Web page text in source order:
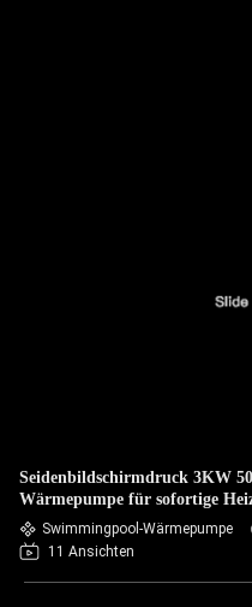
Seidenbildschirmdruck 3KW
Wärmepumpe für sofortige
Swimmingpool-Wärmepumpe
11 Ansichten